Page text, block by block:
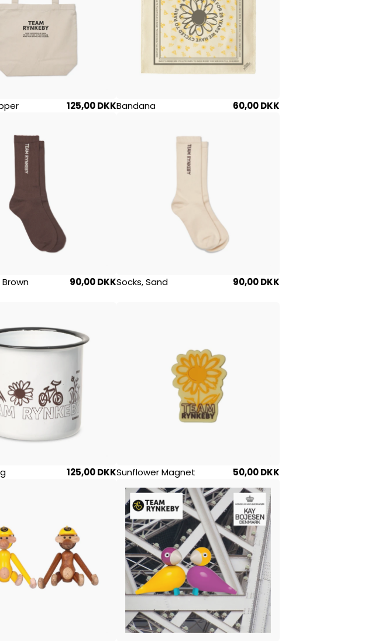
125,00 DKKBandana 60,00 DKK
Brown 90,00 DKKSocks, Sand 90,00 DKK
125,00 DKKSunflower Magnet 50,00 DKK